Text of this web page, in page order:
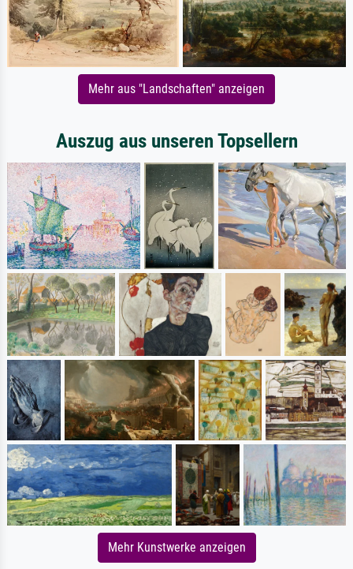
Mehr aus "Landschaften" anzeigen
Auszug aus unseren Topsellern
Mehr Kunstwerke anzeigen